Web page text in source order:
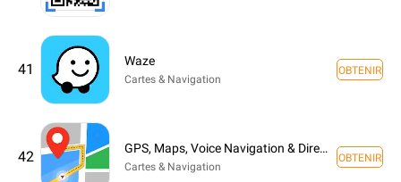
41
Waze
Cartes & Navigation
OBTENIR
42
GPS, Maps, Voice Navigation & Directions
Cartes & Navigation
OBTENIR